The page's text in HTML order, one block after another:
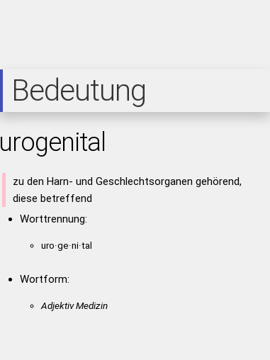
Bedeutung
urogenital
zu den Harn- und Geschlechtsorganen gehörend,
diese betreffend
Worttrennung:
uro·ge·ni·tal
Wortform:
Adjektiv Medizin